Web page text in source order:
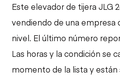
Este elevador de tijera JLG
vendiendo de una empresa
nivel. El último número
Las horas y la condición se
momento de la lista y están